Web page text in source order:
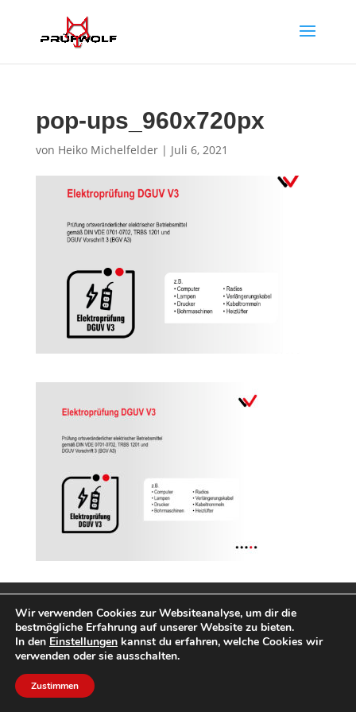
pop-ups_960x720px
von Heiko Michelfelder| Juli 6, 2021
Design by AKTIONSfelder
Wir verwenden Cookies zur Websiteanalyse, um dir die
bestmögliche Erfahrung auf unserer Website zu bieten.
In den Einstellungen kannst du erfahren, welche Cookies wir
verwenden oder sie ausschalten.
Zustimmen